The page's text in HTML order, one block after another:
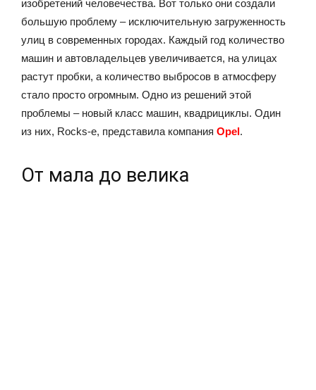
изобретений человечества. Вот только они создали
большую проблему – исключительную загруженность
улиц в современных городах. Каждый год количество
машин и автовладельцев увеличивается, на улицах
растут пробки, а количество выбросов в атмосферу
стало просто огромным. Одно из решений этой
проблемы – новый класс машин, квадрициклы. Один
из них, Rocks-e, представила компания Opel.
От мала до велика